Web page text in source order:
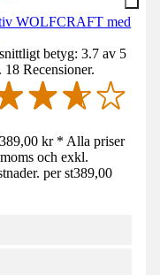
WOLFCRAFT med
betyg: 3.7 av 5
18 Recensioner.
kr * Alla priser
och exkl.
per st389,00